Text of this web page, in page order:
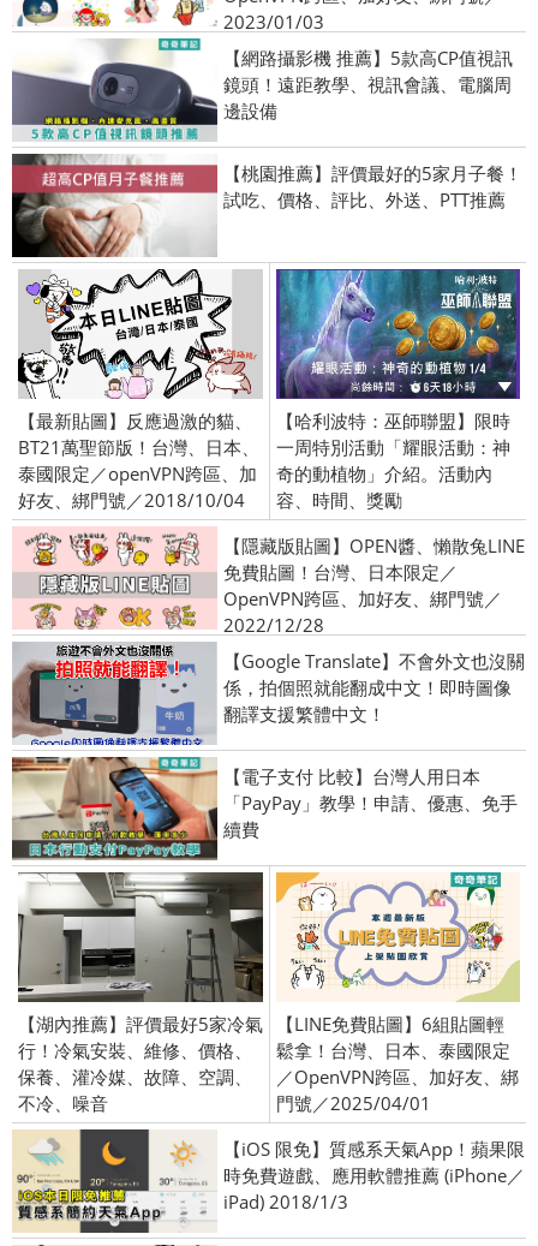
2023/01/03
【網路攝影機 推薦】5款高CP值視訊
鏡頭！遠距教學、視訊會議、電腦周
邊設備
【桃園推薦】評價最好的5家月子餐！
試吃、價格、評比、外送、PTT推薦
【最新貼圖】反應過激的貓、
BT21萬聖節版！台灣、日本、
泰國限定／openVPN跨區、加
好友、綁門號／2018/10/04
【哈利波特：巫師聯盟】限時
一周特別活動「耀眼活動：神
奇的動植物」介紹。活動內
容、時間、獎勵
【隱藏版貼圖】OPEN醬、懶散兔LINE
免費貼圖！台灣、日本限定／
OpenVPN跨區、加好友、綁門號／
2022/12/28
【Google Translate】不會外文也沒關
係，拍個照就能翻成中文！即時圖像
翻譯支援繁體中文！
【電子支付 比較】台灣人用日本
「PayPay」教學！申請、優惠、免手
續費
【湖內推薦】評價最好5家冷氣
行！冷氣安裝、維修、價格、
保養、灌冷媒、故障、空調、
不冷、噪音
【LINE免費貼圖】6組貼圖輕
鬆拿！台灣、日本、泰國限定
／OpenVPN跨區、加好友、綁
門號／2025/04/01
【iOS 限免】質感系天氣App！蘋果限
時免費遊戲、應用軟體推薦 (iPhone／
iPad) 2018/1/3